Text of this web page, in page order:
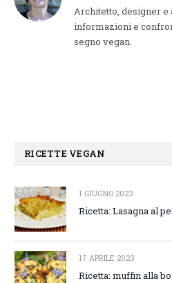
Architetto, designer e
informazioni e
segno vegan.
RICETTE VEGAN
1 GIUGNO 2023
Ricetta: Lasagna al
17 APRILE 2023
Ricetta: muffin alla